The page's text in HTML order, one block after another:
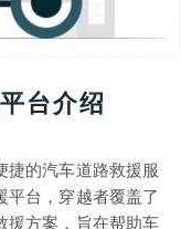
台介绍
捷的汽车道路救援服
平台，穿越者覆盖了
援方案，旨在帮助车